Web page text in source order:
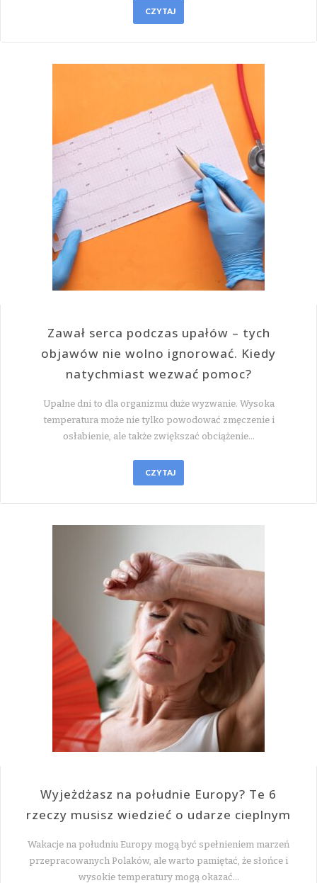
CZYTAJ
Zawał serca podczas upałów – tych
objawów nie wolno ignorować. Kiedy
natychmiast wezwać pomoc?
Upalne dni to dla organizmu duże wyzwanie. Wysoka
temperatura może nie tylko powodować zmęczenie i
osłabienie, ale także zwiększać obciążenie…
CZYTAJ
Wyjeżdżasz na południe Europy? Te 6
rzeczy musisz wiedzieć o udarze cieplnym
Wakacje na południu Europy mogą być spełnieniem marzeń
przepracowanych Polaków, ale warto pamiętać, że słońce i
wysokie temperatury mogą okazać…